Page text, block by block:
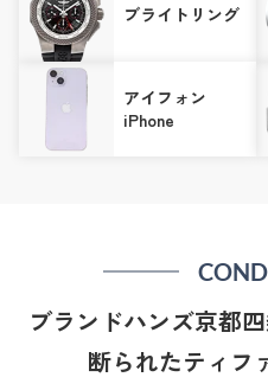
ブライトリング
アイフォン
iPhone
ブランドハンズ京都
断られたティフ